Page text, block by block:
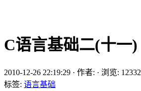
C语言基础二(十一)
2010-12-26 22:19:29 · 作者: · 浏览: 12332
标签: 语言基础